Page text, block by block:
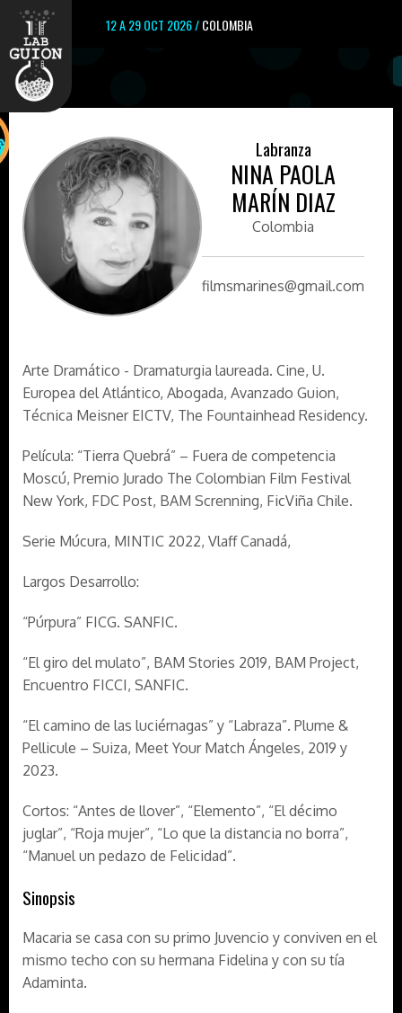
12 A 29 OCT 2026 /COLOMBIA
Labranza
NINA PAOLA
MARÍN DIAZ
Colombia
filmsmarines@gmail.com
Arte Dramático - Dramaturgia laureada. Cine, U.
Europea del Atlántico, Abogada, Avanzado Guion,
Técnica Meisner EICTV, The Fountainhead Residency.
Película: “Tierra Quebrá” – Fuera de competencia
Moscú, Premio Jurado The Colombian Film Festival
New York, FDC Post, BAM Screnning, FicViña Chile.
Serie Múcura, MINTIC 2022, Vlaff Canadá,
Largos Desarrollo:
“Púrpura” FICG. SANFIC.
“El giro del mulato”, BAM Stories 2019, BAM Project,
Encuentro FICCI, SANFIC.
“El camino de las luciérnagas” y “Labraza”. Plume &
Pellicule – Suiza, Meet Your Match Ángeles, 2019 y
2023.
Cortos: “Antes de llover”, “Elemento”, “El décimo
juglar”, “Roja mujer”, “Lo que la distancia no borra”,
“Manuel un pedazo de Felicidad”.
Sinopsis
Macaria se casa con su primo Juvencio y conviven en el
mismo techo con su hermana Fidelina y con su tía
Adaminta.